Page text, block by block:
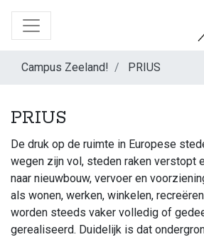
Campus Zeeland! PRIUS
PRIUS
De druk op de ruimte in Europese
wegen zijn vol, steden raken verstopt
naar nieuwbouw, vervoer en
als wonen, werken, winkelen,
worden steeds vaker volledig of
gerealiseerd. Duidelijk is dat